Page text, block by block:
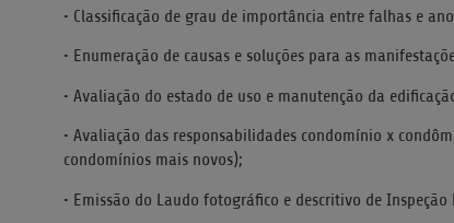
• Classificação de grau de importância entre falhas e
• Enumeração de causas e soluções para as
• Avaliação do estado de uso e manutenção da
• Avaliação das responsabilidades condomínio x
condomínios mais novos);
• Emissão do Laudo fotográfico e descritivo de Inspeção